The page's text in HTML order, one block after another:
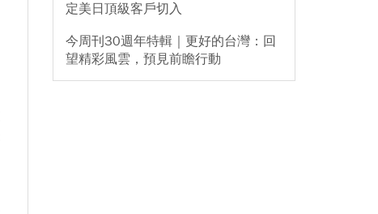
定美日頂級客戶切入
今周刊30週年特輯｜更好的台灣：回
望精彩風雲，預見前瞻行動